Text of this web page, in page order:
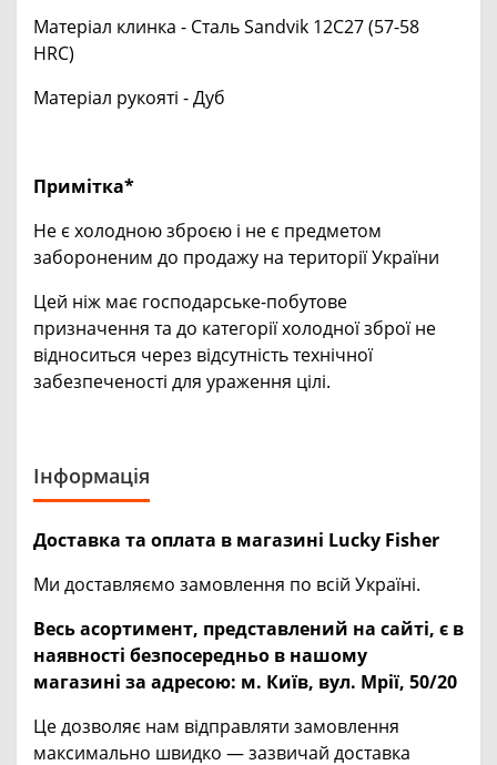
Матеріал клинка - Сталь Sandvik 12C27 (57-58
HRC)
Матеріал рукояті - Дуб
Примітка*
Не є холодною зброєю і не є предметом
забороненим до продажу на території України
Цей ніж має господарське-побутове
призначення та до категорії холодної зброї не
відноситься через відсутність технічної
забезпеченості для ураження цілі.
Інформація
Доставка та оплата в магазині Lucky Fisher
Ми доставляємо замовлення по всій Україні.
Весь асортимент, представлений на сайті, є в
наявності безпосередньо в нашому
магазині за адресою: м. Київ, вул. Мрії, 50/20
Це дозволяє нам відправляти замовлення
максимально швидко — зазвичай доставка